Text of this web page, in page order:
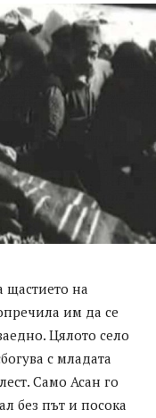
щастието на
им да се
Цялото село
с младата
Само Асан го
без път и посока